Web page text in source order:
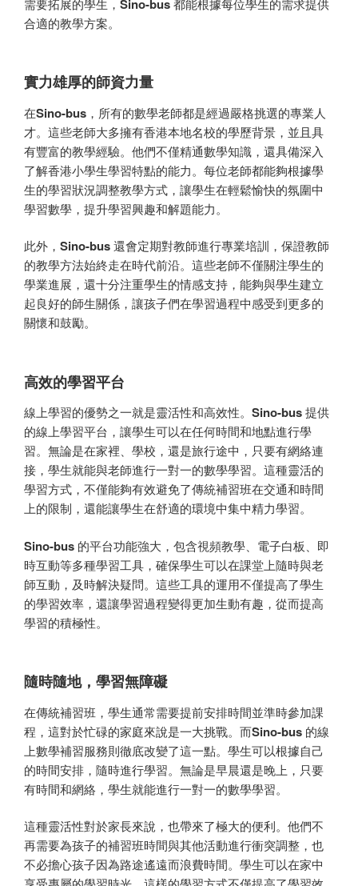
需要拓展的學生， Sino-bus都能根據每位學生的需求提供
合適的教學方案。
實力雄厚的師資力量
在Sino-bus ，所有的數學老師都是經過嚴格挑選的專業人
才。這些老師大多擁有香港本地名校的學歷背景，並且具
有豐富的教學經驗。他們不僅精通數學知識，還具備深入
了解香港小學生學習特點的能力。每位老師都能夠根據學
生的學習狀況調整教學方式，讓學生在輕鬆愉快的氛圍中
學習數學，提升學習興趣和解題能力。
此外， Sino-bus還會定期對教師進行專業培訓，保證教師
的教學方法始終走在時代前沿。這些老師不僅關注學生的
學業進展，還十分注重學生的情感支持，能夠與學生建立
起良好的師生關係，讓孩子們在學習過程中感受到更多的
關懷和鼓勵。
高效的學習平台
線上學習的優勢之一就是靈活性和高效性。 Sino-bus提供
的線上學習平台，讓學生可以在任何時間和地點進行學
習。無論是在家裡、學校，還是旅行途中，只要有網絡連
接，學生就能與老師進行一對一的數學學習。這種靈活的
學習方式，不僅能夠有效避免了傳統補習班在交通和時間
上的限制，還能讓學生在舒適的環境中集中精力學習。
Sino-bus 的平台功能強大，包含視頻教學、電子白板、即
時互動等多種學習工具，確保學生可以在課堂上隨時與老
師互動，及時解決疑問。這些工具的運用不僅提高了學生
的學習效率，還讓學習過程變得更加生動有趣，從而提高
學習的積極性。
隨時隨地，學習無障礙
在傳統補習班，學生通常需要提前安排時間並準時參加課
程，這對於忙碌的家庭來說是一大挑戰。而Sino-bus 的線
上數學補習服務則徹底改變了這一點。學生可以根據自己
的時間安排，隨時進行學習。無論是早晨還是晚上，只要
有時間和網絡，學生就能進行一對一的數學學習。
這種靈活性對於家長來說，也帶來了極大的便利。他們不
再需要為孩子的補習班時間與其他活動進行衝突調整，也
不必擔心孩子因為路途遙遠而浪費時間。學生可以在家中